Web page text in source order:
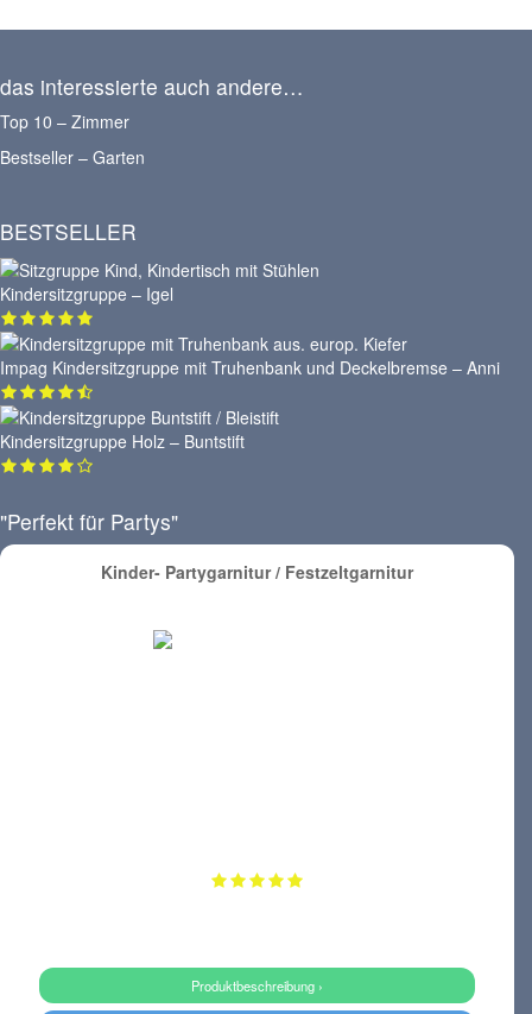
das interessierte auch andere…
Top 10 – Zimmer
Bestseller – Garten
BESTSELLER
Kindersitzgruppe – Igel
Impag Kindersitzgruppe mit Truhenbank und Deckelbremse – Anni
Kindersitzgruppe Holz – Buntstift
"Perfekt für Partys"
Kinder- Partygarnitur / Festzeltgarnitur
Produktbeschreibung ›